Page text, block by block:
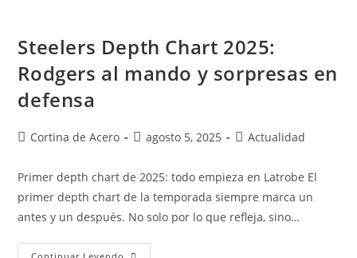
Steelers Depth Chart 2025:
Rodgers al mando y sorpresas en
defensa
Cortina de Acero agosto 5, 2025 Actualidad
Primer depth chart de 2025: todo empieza en Latrobe El
primer depth chart de la temporada siempre marca un
antes y un después. No solo por lo que refleja, sino…